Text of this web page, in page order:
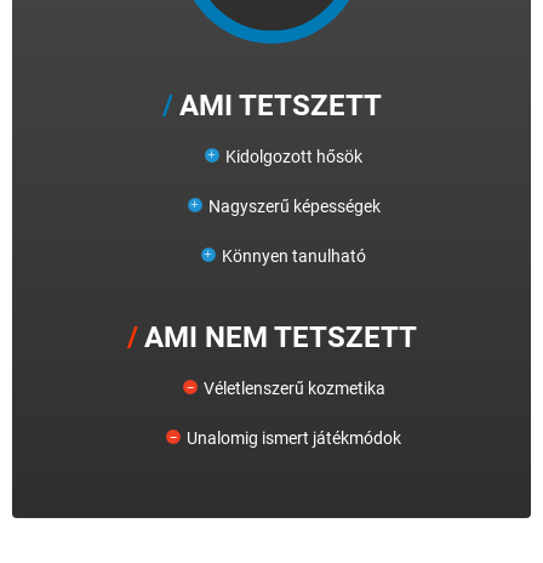
AMI TETSZETT
Kidolgozott hősök
Nagyszerű képességek
Könnyen tanulható
AMI NEM TETSZETT
Véletlenszerű kozmetika
Unalomig ismert játékmódok